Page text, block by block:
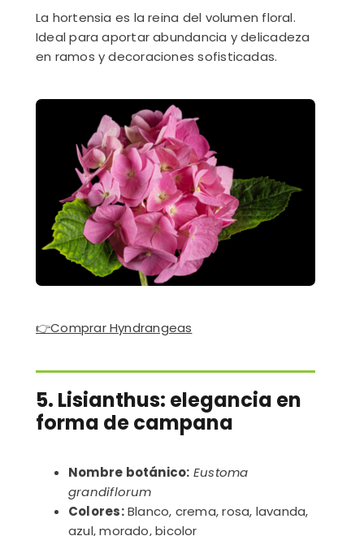
La hortensia es la reina del volumen floral.
Ideal para aportar abundancia y delicadeza
en ramos y decoraciones sofisticadas.
👉Comprar Hyndrangeas
5. Lisianthus: elegancia en
forma de campana
Nombre botánico: Eustoma
grandiflorum
Colores:Blanco, crema, rosa, lavanda,
azul, morado, bicolor